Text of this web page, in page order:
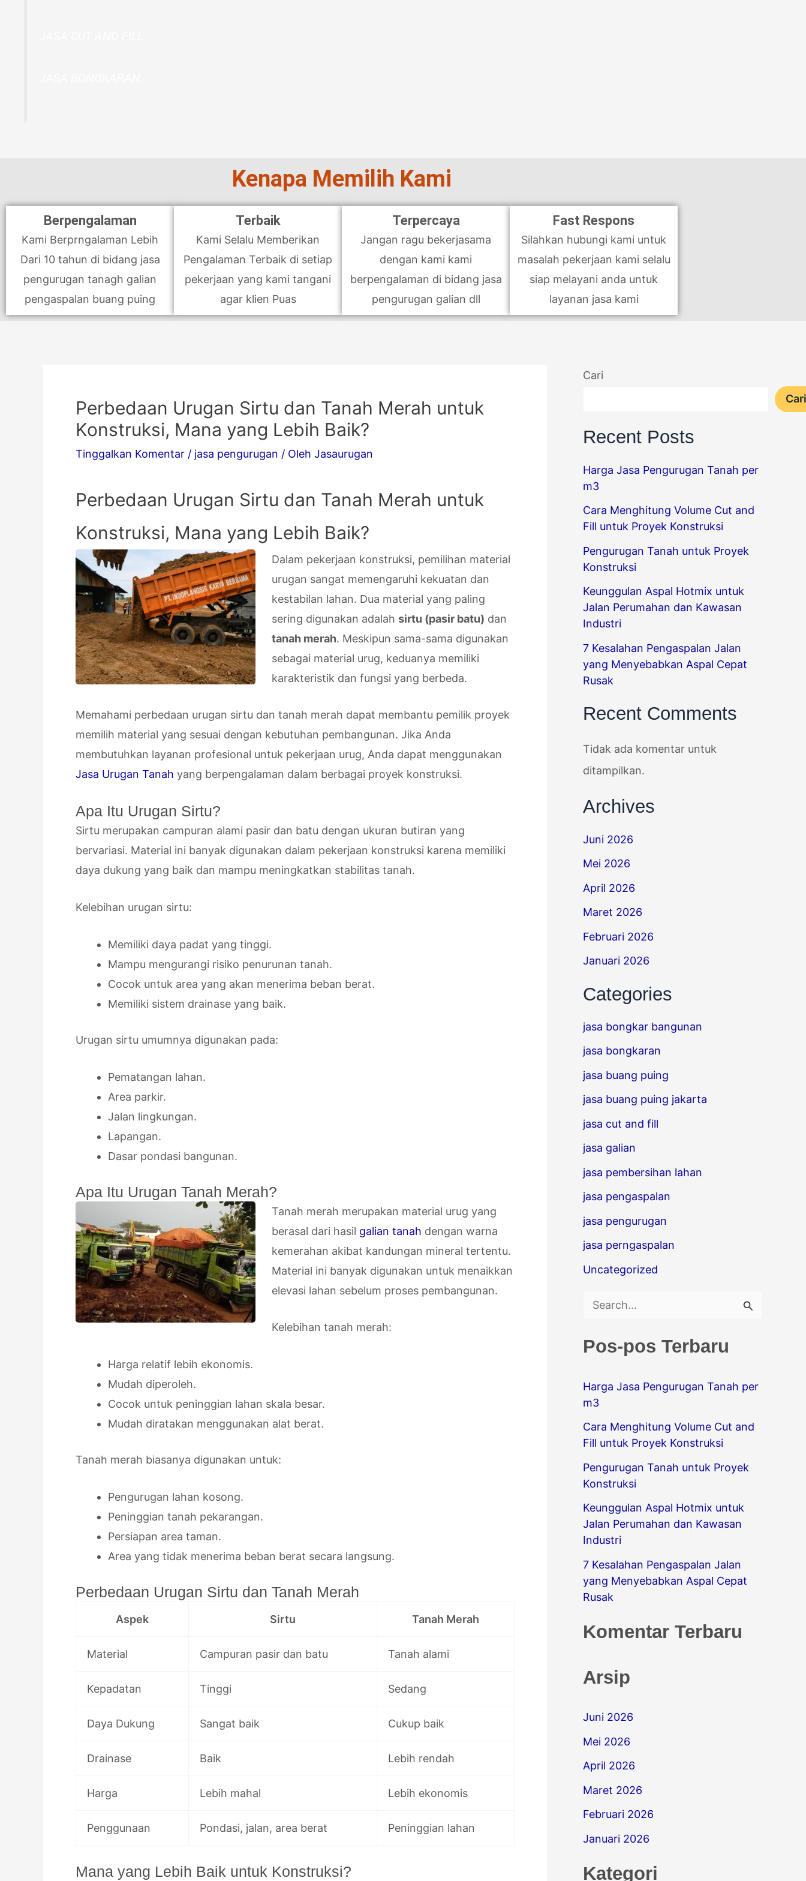
Kenapa Memilih Kami
Berpengalaman
Kami Berprngalaman Lebih
Dari 10 tahun di bidang jasa
pengurugan tanagh galian
pengaspalan buang puing
Terbaik
Kami Selalu Memberikan
Pengalaman Terbaik di setiap
pekerjaan yang kami tangani
agar klien Puas
Terpercaya
Jangan ragu bekerjasama
dengan kami kami
berpengalaman di bidang jasa
pengurugan galian dll
Fast Respons
Silahkan hubungi kami untuk
masalah pekerjaan kami selalu
siap melayani anda untuk
layanan jasa kami
Perbedaan Urugan Sirtu dan Tanah Merah untuk
Konstruksi, Mana yang Lebih Baik?
Tinggalkan Komentar / jasa pengurugan / Oleh Jasaurugan
Perbedaan Urugan Sirtu dan Tanah Merah untuk
Konstruksi, Mana yang Lebih Baik?
Dalam pekerjaan konstruksi, pemilihan material
urugan sangat memengaruhi kekuatan dan
kestabilan lahan. Dua material yang paling
sering digunakan adalah sirtu (pasir batu) dan
tanah merah. Meskipun sama-sama digunakan
sebagai material urug, keduanya memiliki
karakteristik dan fungsi yang berbeda.
Memahami perbedaan urugan sirtu dan tanah merah dapat membantu pemilik proyek
memilih material yang sesuai dengan kebutuhan pembangunan. Jika Anda
membutuhkan layanan profesional untuk pekerjaan urug, Anda dapat menggunakan
Jasa Urugan Tanah yang berpengalaman dalam berbagai proyek konstruksi.
Apa Itu Urugan Sirtu?
Sirtu merupakan campuran alami pasir dan batu dengan ukuran butiran yang
bervariasi. Material ini banyak digunakan dalam pekerjaan konstruksi karena memiliki
daya dukung yang baik dan mampu meningkatkan stabilitas tanah.
Kelebihan urugan sirtu:
Memiliki daya padat yang tinggi.
Mampu mengurangi risiko penurunan tanah.
Cocok untuk area yang akan menerima beban berat.
Memiliki sistem drainase yang baik.
Urugan sirtu umumnya digunakan pada:
Pematangan lahan.
Area parkir.
Jalan lingkungan.
Lapangan.
Dasar pondasi bangunan.
Apa Itu Urugan Tanah Merah?
Tanah merah merupakan material urug yang
berasal dari hasil galian tanah dengan warna
kemerahan akibat kandungan mineral tertentu.
Material ini banyak digunakan untuk menaikkan
elevasi lahan sebelum proses pembangunan.
Kelebihan tanah merah:
Harga relatif lebih ekonomis.
Mudah diperoleh.
Cocok untuk peninggian lahan skala besar.
Mudah diratakan menggunakan alat berat.
Tanah merah biasanya digunakan untuk:
Pengurugan lahan kosong.
Peninggian tanah pekarangan.
Persiapan area taman.
Area yang tidak menerima beban berat secara langsung.
Perbedaan Urugan Sirtu dan Tanah Merah
Aspek Sirtu Tanah Merah
Material Campuran pasir dan batu Tanah alami
Kepadatan Tinggi Sedang
Daya Dukung Sangat baik Cukup baik
Drainase Baik Lebih rendah
Harga Lebih mahal Lebih ekonomis
Penggunaan Pondasi, jalan, area berat Peninggian lahan
Mana yang Lebih Baik untuk Konstruksi?
Cari
Cari
Recent Posts
Harga Jasa Pengurugan Tanah per
m3
Cara Menghitung Volume Cut and
Fill untuk Proyek Konstruksi
Pengurugan Tanah untuk Proyek
Konstruksi
Keunggulan Aspal Hotmix untuk
Jalan Perumahan dan Kawasan
Industri
7 Kesalahan Pengaspalan Jalan
yang Menyebabkan Aspal Cepat
Rusak
Recent Comments
Tidak ada komentar untuk
ditampilkan.
Archives
Juni 2026
Mei 2026
April 2026
Maret 2026
Februari 2026
Januari 2026
Categories
jasa bongkar bangunan
jasa bongkaran
jasa buang puing
jasa buang puing jakarta
jasa cut and fill
jasa galian
jasa pembersihan lahan
jasa pengaspalan
jasa pengurugan
jasa perngaspalan
Uncategorized
r
t
k
:
Pos-pos Terbaru
Harga Jasa Pengurugan Tanah per
m3
Cara Menghitung Volume Cut and
Fill untuk Proyek Konstruksi
Pengurugan Tanah untuk Proyek
Konstruksi
Keunggulan Aspal Hotmix untuk
Jalan Perumahan dan Kawasan
Industri
7 Kesalahan Pengaspalan Jalan
yang Menyebabkan Aspal Cepat
Rusak
Komentar Terbaru
Arsip
Juni 2026
Mei 2026
April 2026
Maret 2026
Februari 2026
Januari 2026
Kategori